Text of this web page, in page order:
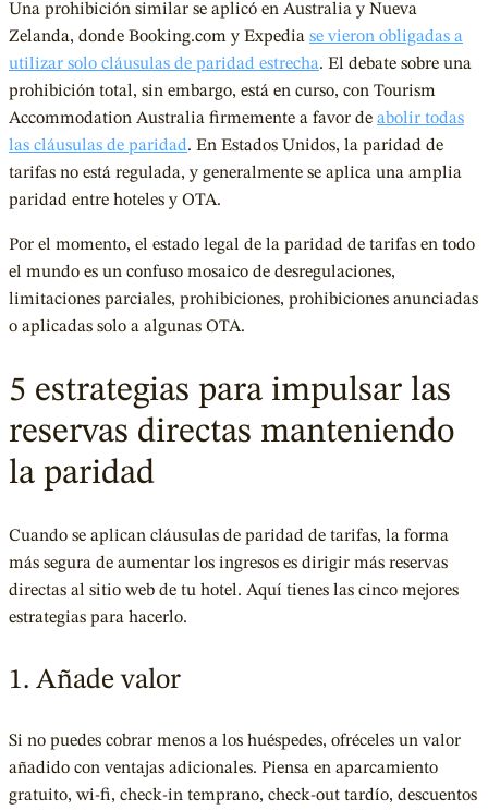
Una prohibición similar se aplicó en Australia y Nueva
Zelanda, donde Booking.com y Expedia se vieron obligadas a
utilizar solo cláusulas de paridad estrecha. El debate sobre una
prohibición total, sin embargo, está en curso, con Tourism
Accommodation Australia firmemente a favor de abolir todas
las cláusulas de paridad. En Estados Unidos, la paridad de
tarifas no está regulada, y generalmente se aplica una amplia
paridad entre hoteles y OTA.
Por el momento, el estado legal de la paridad de tarifas en todo
el mundo es un confuso mosaico de desregulaciones,
limitaciones parciales, prohibiciones, prohibiciones anunciadas
o aplicadas solo a algunas OTA.
5 estrategias para impulsar las
reservas directas manteniendo
la paridad
Cuando se aplican cláusulas de paridad de tarifas, la forma
más segura de aumentar los ingresos es dirigir más reservas
directas al sitio web de tu hotel. Aquí tienes las cinco mejores
estrategias para hacerlo.
1. Añade valor
Si no puedes cobrar menos a los huéspedes, ofréceles un valor
añadido con ventajas adicionales. Piensa en aparcamiento
gratuito, wi-fi, check-in temprano, check-out tardío, descuentos